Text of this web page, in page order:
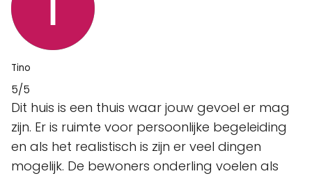
Tino
5/5
Dit huis is een thuis waar jouw gevoel er mag
zijn. Er is ruimte voor persoonlijke begeleiding
en als het realistisch is zijn er veel dingen
mogelijk. De bewoners onderling voelen als